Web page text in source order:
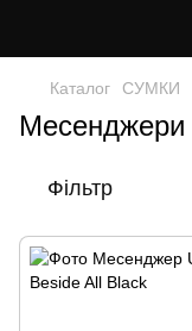
Каталог СУМКИ
Месенджери
Фільтр